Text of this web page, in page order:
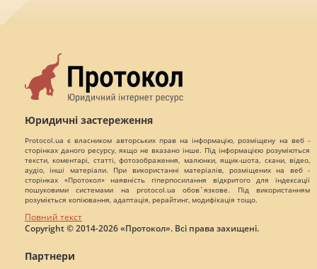
Юридичні застереження
Protocol.ua є власником авторських прав на інформацію, розміщену на веб -
сторінках даного ресурсу, якщо не вказано інше. Під інформацією розуміються
тексти, коментарі, статті, фотозображення, малюнки, ящик-шота, скани, відео,
аудіо, інші матеріали. При використанні матеріалів, розміщених на веб -
сторінках «Протокол» наявність гіперпосилання відкритого для індексації
пошуковими системами на protocol.ua обов`язкове. Під використанням
розуміється копіювання, адаптація, рерайтинг, модифікація тощо.
Повний текст
Copyright © 2014-2026 «Протокол». Всі права захищені.
Партнери